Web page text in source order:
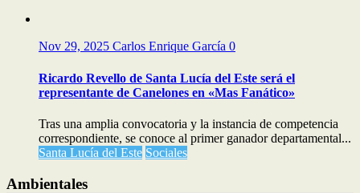
Nov 29, 2025 Carlos Enrique García 0
Ricardo Revello de Santa Lucía del Este será el
representante de Canelones en «Mas Fanático»
Tras una amplia convocatoria y la instancia de competencia
correspondiente, se conoce al primer ganador departamental...
Santa Lucía del Este Sociales
Ambientales